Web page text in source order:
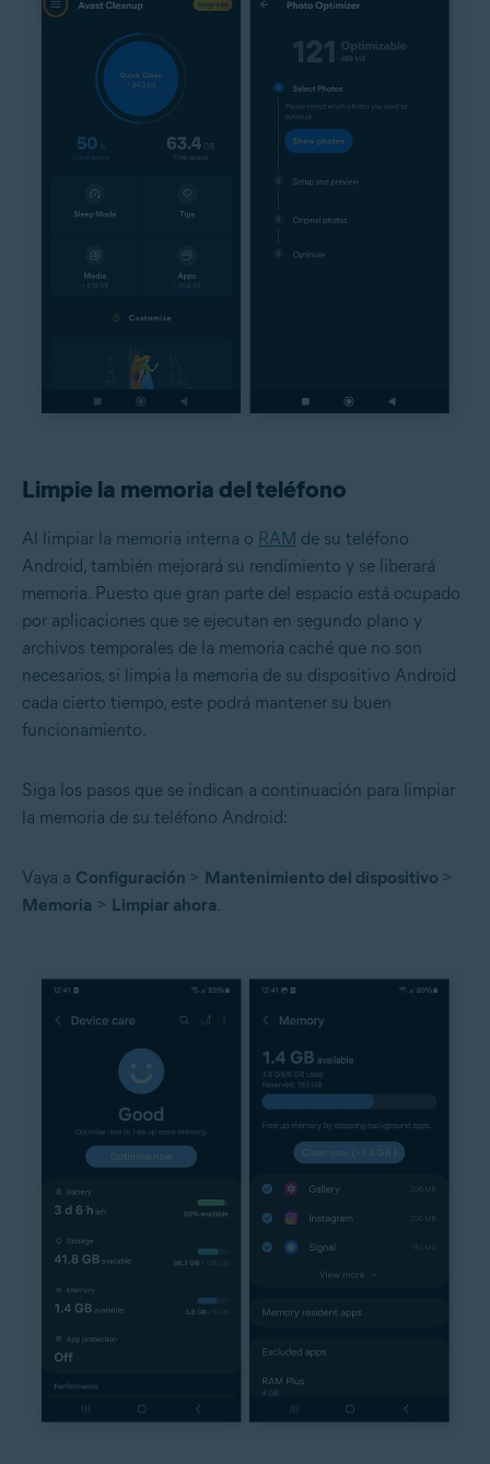
Limpie la memoria del teléfono
Al limpiar la memoria interna o RAM de su teléfono
Android, también mejorará su rendimiento y se liberará
memoria. Puesto que gran parte del espacio está ocupado
por aplicaciones que se ejecutan en segundo plano y
archivos temporales de la memoria caché que no son
necesarios, si limpia la memoria de su dispositivo Android
cada cierto tiempo, este podrá mantener su buen
funcionamiento.
Siga los pasos que se indican a continuación para limpiar
la memoria de su teléfono Android:
Vaya a Configuración > Mantenimiento del dispositivo >
Memoria > Limpiar ahora.